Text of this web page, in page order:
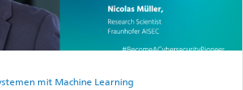
mit Machine Learning